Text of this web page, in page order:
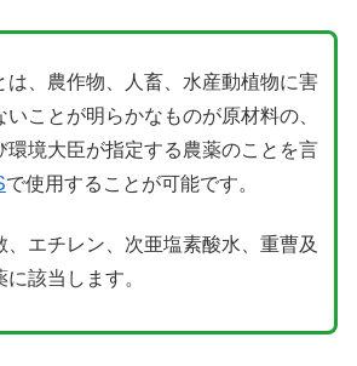
は、農作物、人畜、水産動植物に害
ことが明らかなものが原材料の、
環境大臣が指定する農薬のことを言
で使用することが可能です。
、エチレン、次亜塩素酸水、重曹及
該当します。